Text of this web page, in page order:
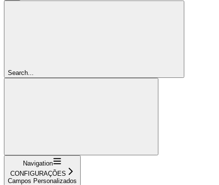
Search...
Navigation
CONFIGURAÇÕES
Campos Personalizados